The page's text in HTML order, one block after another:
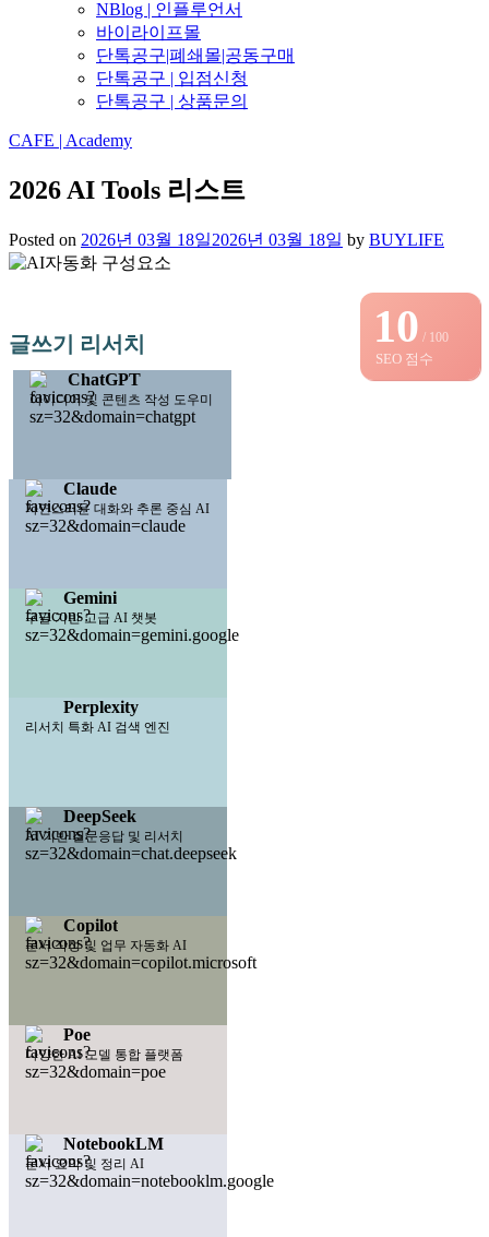
NBlog | 인플루언서
바이라이프몰
단톡공구|폐쇄몰|공동구매
단톡공구 | 입점신청
단톡공구 | 상품문의
CAFE | Academy
2026 AI Tools 리스트
Posted on 2026년 03월 18일2026년 03월 18일 by BUYLIFE
10/ 100
SEO 점수
글쓰기 리서치
ChatGPT
아이디어 및 콘텐츠 작성 도우미
Claude
자연스러운 대화와 추론 중심 AI
Gemini
구글 기반 고급 AI 챗봇
Perplexity
리서치 특화 AI 검색 엔진
DeepSeek
AI 기반 질문응답 및 리서치
Copilot
문서 작성 및 업무 자동화 AI
Poe
다양한 AI 모델 통합 플랫폼
NotebookLM
문서 요약 및 정리 AI